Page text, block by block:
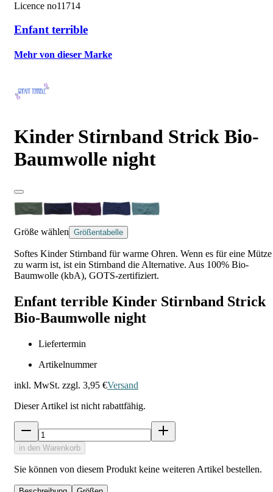
Licence no11714
Enfant terrible
Mehr von dieser Marke
Kinder Stirnband Strick Bio-
Baumwolle night
Größe wählen Größentabelle
Softes Kinder Stirnband für warme Ohren. Wenn es für eine Mütze
zu warm ist, ist ein Stirnband die Alternative. Aus 100% Bio-
Baumwolle (kbA), GOTS-zertifiziert.
Enfant terrible Kinder Stirnband Strick
Bio-Baumwolle night
Liefertermin
Artikelnummer
inkl. MwSt. zzgl. 3,95 €Versand
Dieser Artikel ist nicht rabattfähig.
in den Warenkorb
Sie können von diesem Produkt keine weiteren Artikel bestellen.